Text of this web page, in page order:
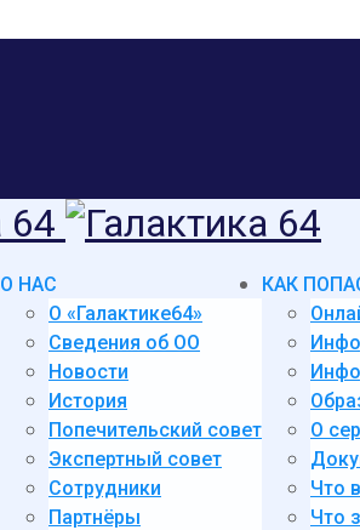
О НАС
О «Галактике64»
Сведения об ОО
Новости
История
Попечительский совет
Экспертный совет
Сотрудники
Партнёры
КАК
О
Что
Что